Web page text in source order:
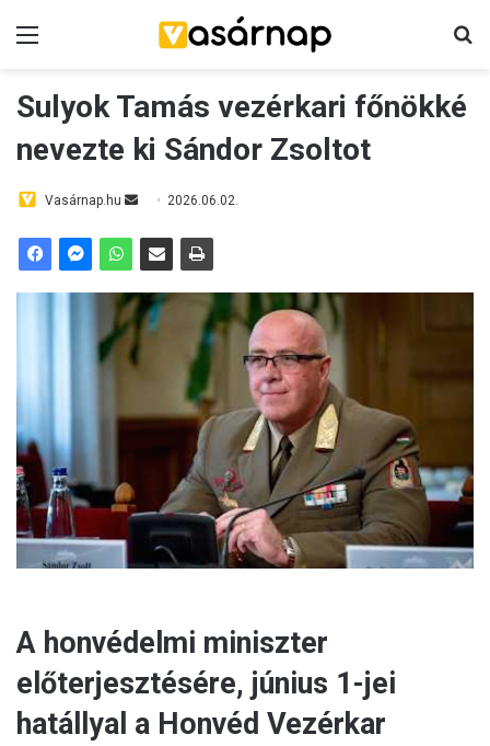
Sulyok Tamás vezérkari főnökké
nevezte ki Sándor Zsoltot
Vasárnap.hu
a
n
a
2026.06.02.
A honvédelmi miniszter
előterjesztésére, június 1-jei
hatállyal a Honvéd Vezérkar